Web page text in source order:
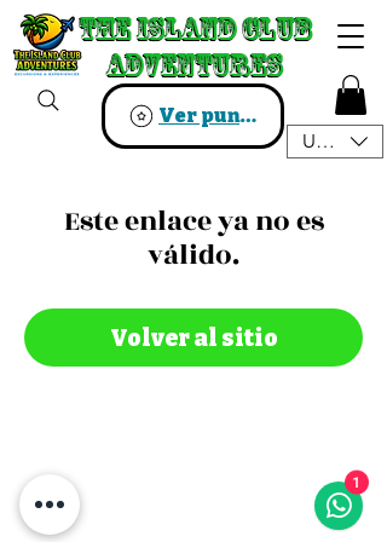
The Island Club
Adventures
The Island Club
Adventures
Ver puntos
USD ($)
Este enlace ya no es
válido.
Volver al sitio
1